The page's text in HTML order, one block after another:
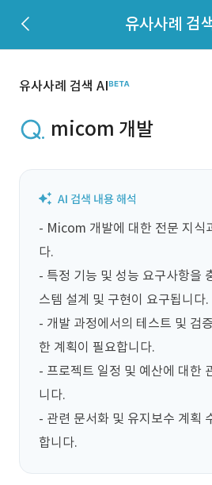
유사사례 검
유사사례 검색 AI
micom 개발
- Micom 개발에 대한 전문 지식
다.
- 특정 기능 및 성능 요구사항을
스템 설계 및 구현이 요구됩니다.
- 개발 과정에서의 테스트 및 검
한 계획이 필요합니다.
- 프로젝트 일정 및 예산에 대한
니다.
- 관련 문서화 및 유지보수 계획
합니다.